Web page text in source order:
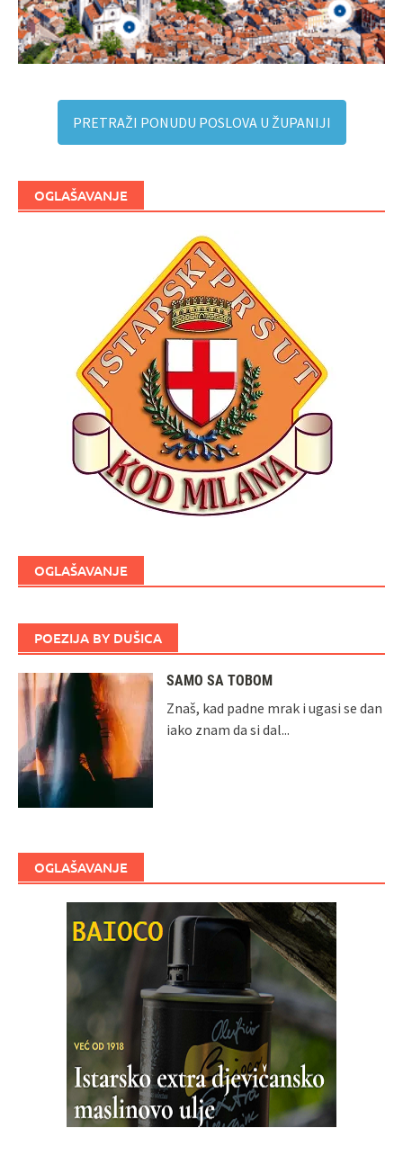
PRETRAŽI PONUDU POSLOVA U ŽUPANIJI
OGLAŠAVANJE
OGLAŠAVANJE
POEZIJA BY DUŠICA
SAMO SA TOBOM
Znaš, kad padne mrak i ugasi se dan
iako znam da si dal...
OGLAŠAVANJE